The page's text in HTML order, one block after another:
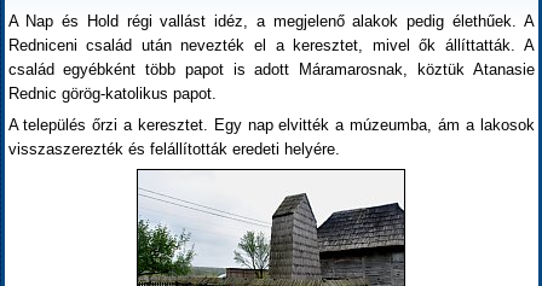
A Nap és Hold régi vallást idéz, a megjelenő alakok pedig élethűek. A
Redniceni család után nevezték el a keresztet, mivel ők állíttatták. A
család egyébként több papot is adott Máramarosnak, köztük Atanasie
Rednic görög-katolikus papot.
A település őrzi a keresztet. Egy nap elvitték a múzeumba, ám a lakosok
visszaszerezték és felállították eredeti helyére.